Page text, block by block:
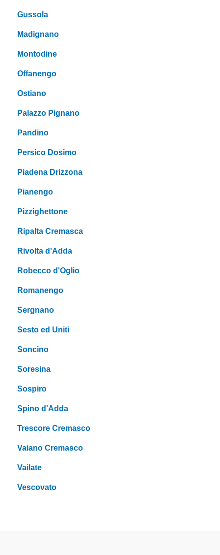
Gussola
Madignano
Montodine
Offanengo
Ostiano
Palazzo Pignano
Pandino
Persico Dosimo
Piadena Drizzona
Pianengo
Pizzighettone
Ripalta Cremasca
Rivolta d'Adda
Robecco d'Oglio
Romanengo
Sergnano
Sesto ed Uniti
Soncino
Soresina
Sospiro
Spino d'Adda
Trescore Cremasco
Vaiano Cremasco
Vailate
Vescovato